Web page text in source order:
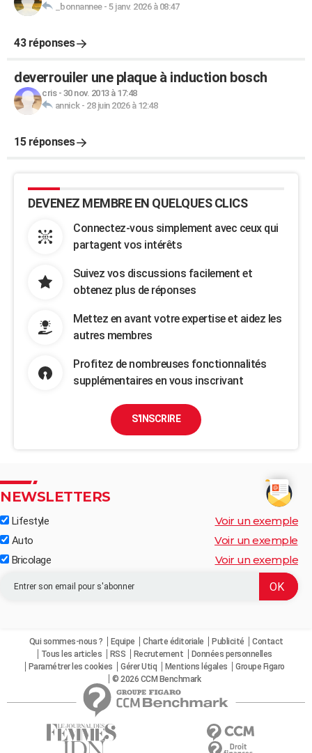
_bonnannee- 5 janv. 2026 à 08:47
43 réponses
deverrouiler une plaque à induction bosch
cris- 30 nov. 2013 à 17:48
annick- 28 juin 2026 à 12:48
15 réponses
DEVENEZ MEMBRE EN QUELQUES CLICS
Connectez-vous simplement avec ceux qui
partagent vos intérêts
Suivez vos discussions facilement et
obtenez plus de réponses
Mettez en avant votre expertise et aidez les
autres membres
Profitez de nombreuses fonctionnalités
supplémentaires en vous inscrivant
S'INSCRIRE
NEWSLETTERS
Lifestyle Voir un exemple
Auto Voir un exemple
Bricolage Voir un exemple
Qui sommes-nous ? Equipe Charte éditoriale Publicité
Contact
Tous les articles
RSS Recrutement
Données personnelles
Paramétrer les cookies
Gérer Utiq Mentions légales
Groupe Figaro
© 2026 CCM Benchmark